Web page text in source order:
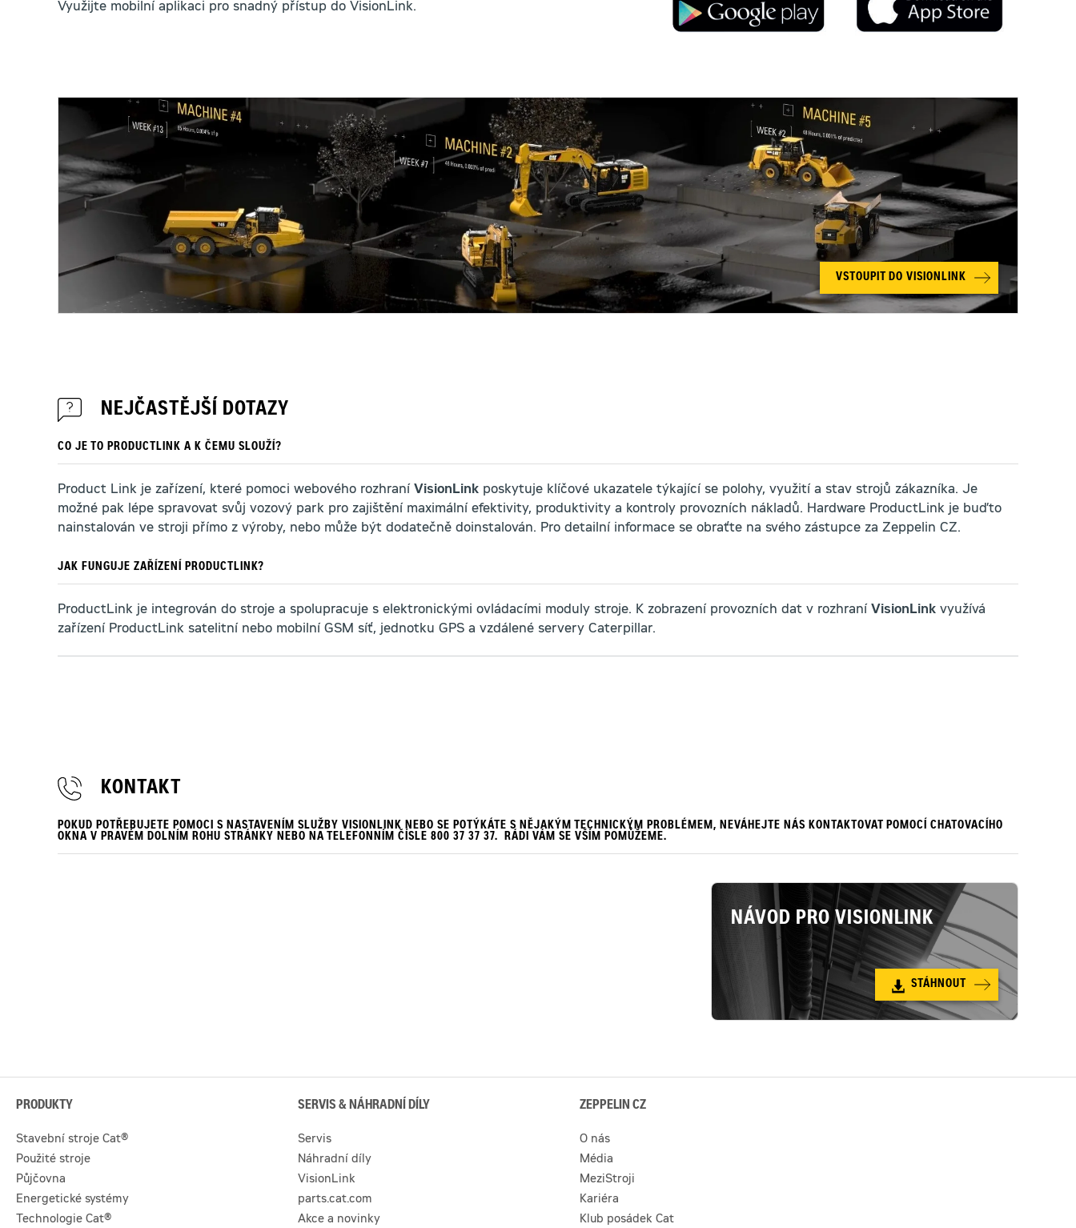
Využijte mobilní aplikaci pro snadný přístup do VisionLink.
VSTOUPIT DO VISIONLINK
NEJČASTĚJŠÍ DOTAZY
CO JE TO PRODUCTLINK A K ČEMU SLOUŽÍ?
Product Link je zařízení, které pomoci webového rozhraní VisionLink poskytuje klíčové ukazatele týkající se polohy, využití a stav strojů zákazníka. Je
možné pak lépe spravovat svůj vozový park pro zajištění maximální efektivity, produktivity a kontroly provozních nákladů. Hardware ProductLink je buďto
nainstalován ve stroji přímo z výroby, nebo může být dodatečně doinstalován. Pro detailní informace se obraťte na svého zástupce za Zeppelin CZ.
JAK FUNGUJE ZAŘÍZENÍ PRODUCTLINK?
ProductLink je integrován do stroje a spolupracuje s elektronickými ovládacími moduly stroje. K zobrazení provozních dat v rozhraní VisionLink využívá
zařízení ProductLink satelitní nebo mobilní GSM síť, jednotku GPS a vzdálené servery Caterpillar.
KONTAKT
POKUD POTŘEBUJETE POMOCI S NASTAVENÍM SLUŽBY VISIONLINK NEBO SE POTÝKÁTE S NĚJAKÝM TECHNICKÝM PROBLÉMEM, NEVÁHEJTE NÁS KONTAKTOVAT POMOCÍ CHATOVACÍHO
OKNA V PRAVÉM DOLNÍM ROHU STRÁNKY NEBO NA TELEFONNÍM ČÍSLE 800 37 37 37. RÁDI VÁM SE VŠÍM POMŮŽEME.
NÁVOD PRO VISIONLINK
STÁHNOUT
PRODUKTY
Stavební stroje Cat®
Použité stroje
Půjčovna
Energetické systémy
Technologie Cat®
SERVIS & NÁHRADNÍ DÍLY
Servis
Náhradní díly
VisionLink
parts.cat.com
Akce a novinky
ZEPPELIN CZ
O nás
Média
MeziStroji
Kariéra
Klub posádek Cat